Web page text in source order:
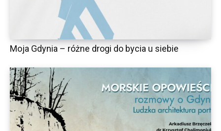
Moja Gdynia – różne drogi do bycia u siebie